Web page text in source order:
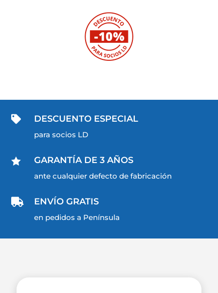
 DESCUENTO ESPECIAL
para socios LD
 GARANTÍA DE 3 AÑOS
ante cualquier defecto de fabricación
 ENVÍO GRATIS
en pedidos a Península